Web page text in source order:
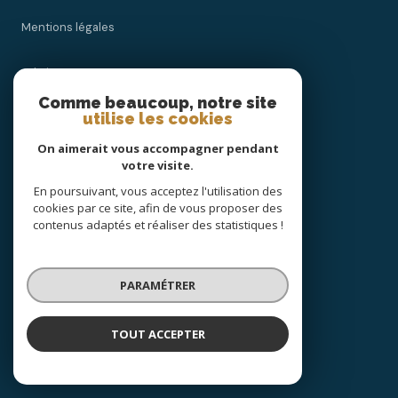
Mentions légales
Admin
Nos honoraires
Cookies
© 2026 | Tous droits réservés
Réalisé par
Comme beaucoup, notre site
utilise les cookies
On aimerait vous accompagner pendant
votre visite.
En poursuivant, vous acceptez l'utilisation des
cookies par ce site, afin de vous proposer des
contenus adaptés et réaliser des statistiques !
PARAMÉTRER
TOUT ACCEPTER